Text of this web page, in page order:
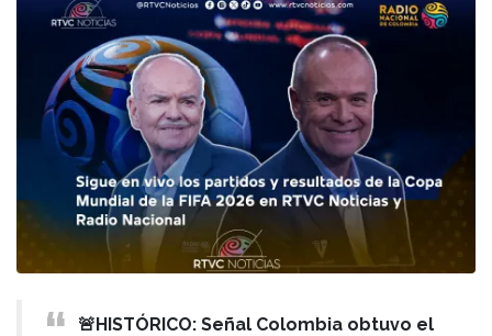
🚨HISTÓRICO: Señal Colombia obtuvo el